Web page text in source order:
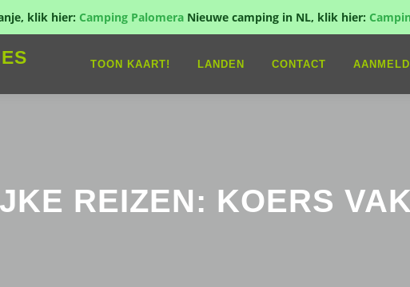
klik hier: Camping Palomera Nieuwe camping in NL, klik hier:
TOON KAART! LANDEN CONTACT
REIZEN: KOERS